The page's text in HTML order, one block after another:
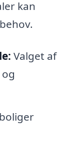
kan
Valget af